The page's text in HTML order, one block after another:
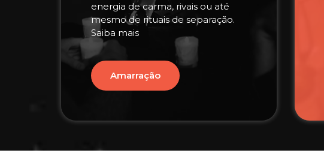
energia de carma, rivais ou até
mesmo de rituais de separação.
Saiba mais
Amarração